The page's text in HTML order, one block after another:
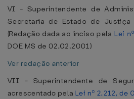
VI - Superintendente de
Secretaria de Estado de Justiça
(Redação dada ao inciso pela Lei
DOE MS de 02.02.2001)
Ver redação anterior
VII - Superintendente de
acrescentado pela Lei nº 2.212, de